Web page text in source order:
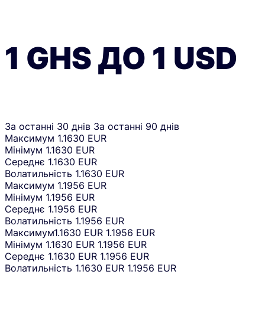
1 GHSДО 1 USD
За останні 30 днів За останні 90 днів
Максимум 1.1630 EUR
Мінімум 1.1630 EUR
Середнє 1.1630 EUR
Волатильність 1.1630 EUR
Максимум 1.1956 EUR
Мінімум 1.1956 EUR
Середнє 1.1956 EUR
Волатильність 1.1956 EUR
Максимум1.1630 EUR 1.1956 EUR
Мінімум 1.1630 EUR 1.1956 EUR
Середнє 1.1630 EUR 1.1956 EUR
Волатильність 1.1630 EUR 1.1956 EUR